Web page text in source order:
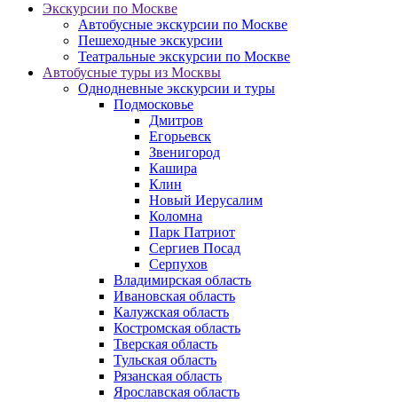
Экскурсии по Москве
Автобусные экскурсии по Москве
Пешеходные экскурсии
Театральные экскурсии по Москве
Автобусные туры из Москвы
Однодневные экскурсии и туры
Подмосковье
Дмитров
Егорьевск
Звенигород
Кашира
Клин
Новый Иерусалим
Коломна
Парк Патриот
Сергиев Посад
Серпухов
Владимирская область
Ивановская область
Калужская область
Костромская область
Тверская область
Тульская область
Рязанская область
Ярославская область